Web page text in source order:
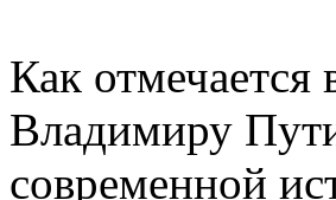
Как
Владимиру
современной